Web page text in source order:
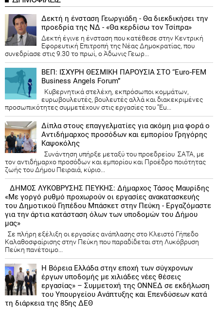
Δεκτή η ένσταση Γεωργιάδη - Θα διεκδικήσει την
προεδρία της ΝΔ - «Θα κερδίσω τον Τσίπρα»
Δεκτή έγινε η ένσταση που κατέθεσε στην Κεντρική
Εφορευτική Επιτροπή της Νέας Δημοκρατίας, που
συνεδρίασε στις 9.30 το πρωί, ο Άδωνις Γεωρ...
ΒΕΠ: ΙΣΧΥΡΗ ΘΕΣΜΙΚΗ ΠΑΡΟΥΣΙΑ ΣΤΟ “Euro-FEM
Business Angels Forum”
Κυβερνητικά στελέχη, εκπρόσωποι κομμάτων,
ευρωβουλευτές, βουλευτές αλλά και διακεκριμένες
προσωπικότητες συμμετέχουν στις εργασίες του “Eu...
Δίπλα στους επαγγελματίες για ακόμη μια φορά ο
Αντιδήμαρχος προσόδων και εμπορίου Γρηγόρης
Καψοκόλης
Συνάντηση υπήρξε μεταξύ του προεδρείου ΣΑΤΑ, με
τον αντιδήμαρχο προσόδων και εμπορίου και Προέδρο ποιότητας
ζωής του Δήμου Πειραιά, κύριο...
ΔΗΜΟΣ ΛΥΚΟΒΡΥΣΗΣ ΠΕΥΚΗΣ: Δήμαρχος Τάσος Μαυρίδης
«Με γοργό ρυθμό προχωρούν οι εργασίες ανακατασκευής
του Δημοτικού Γηπέδου Μπάσκετ στην Πεύκη - Εργαζόμαστε
για την άρτια κατάσταση όλων των υποδομών του Δήμου
μας»
Σε πλήρη εξέλιξη οι εργασίες ανάπλασης στο Κλειστό Γήπεδο
Καλαθοσφαίρισης στην Πεύκη που παραδίδεται στη Λυκόβρυση
Πεύκη πανέτοιμο...
Η Βόρεια Ελλάδα στην εποχή των σύγχρονων
έργων υποδομής με χιλιάδες νέες θέσεις
εργασίας» – Συμμετοχή της ΟΝΝΕΔ σε εκδήλωση
του Υπουργείου Ανάπτυξης και Επενδύσεων κατά
τη διάρκεια της 85ης ΔΕΘ